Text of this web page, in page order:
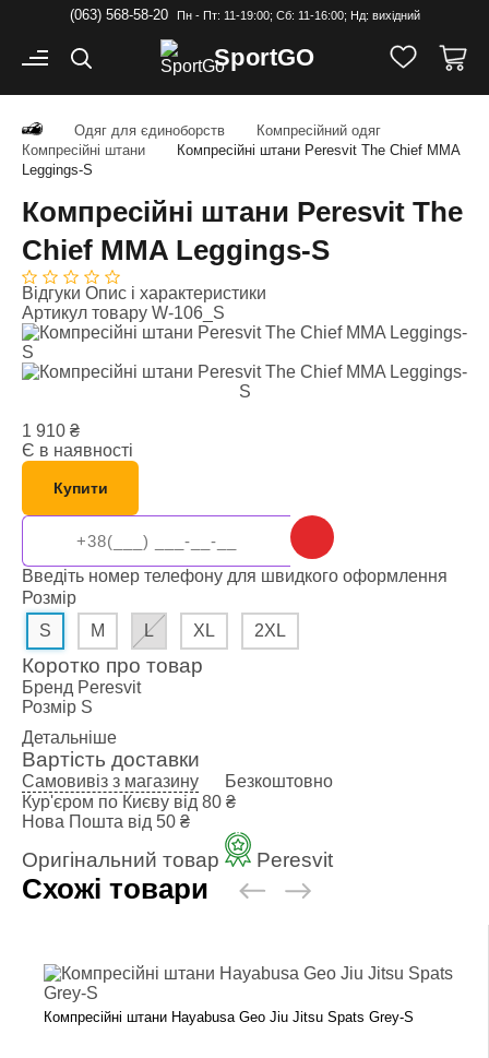
(063) 568-58-20 Пн - Пт: 11-19:00; Cб: 11-16:00; Нд: вихідний
SportGO
Одяг для єдиноборств
Компресійний одяг
Компресійні штани
Компресійні штани Peresvit The Chief MMA
Leggings-S
Компресійні штани Peresvit The
Chief MMA Leggings-S
Відгуки Опис і характеристики
Артикул товару W-106_S
1 910 ₴
Є в наявності
Купити
Введіть номер телефону для швидкого оформлення
Розмір
S
M L XL 2XL
Коротко про товар
Бренд Peresvit
Розмір S
Детальніше
Вартість доставки
Самовивіз з магазину
Безкоштовно
Кур'єром по Києву від 80 ₴
Нова Пошта від 50 ₴
Оригінальний товар Peresvit
Схожі товари
Компресійні штани Hayabusa Geo Jiu Jitsu Spats Grey-S